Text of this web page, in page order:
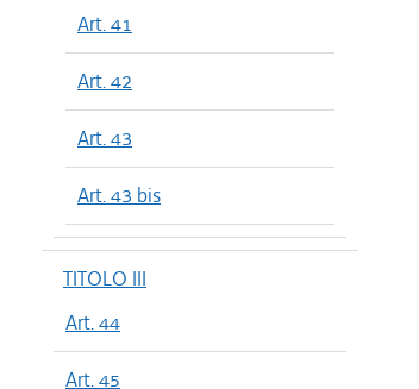
Art. 41
Art. 42
Art. 43
Art. 43 bis
TITOLO III
Art. 44
Art. 45